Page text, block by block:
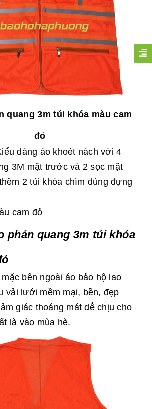
quang 3m túi khóa màu cam
đỏ
dáng áo khoét nách với 4
3M mặt trước và 2 sọc mặt
2 túi khóa chìm dùng đựng
cam đỏ
phản quang 3m túi khóa
bên ngoài áo bảo hộ lao
vải lưới mềm mại, bền, đẹp
giác thoáng mát dễ chịu cho
là vào mùa hè.